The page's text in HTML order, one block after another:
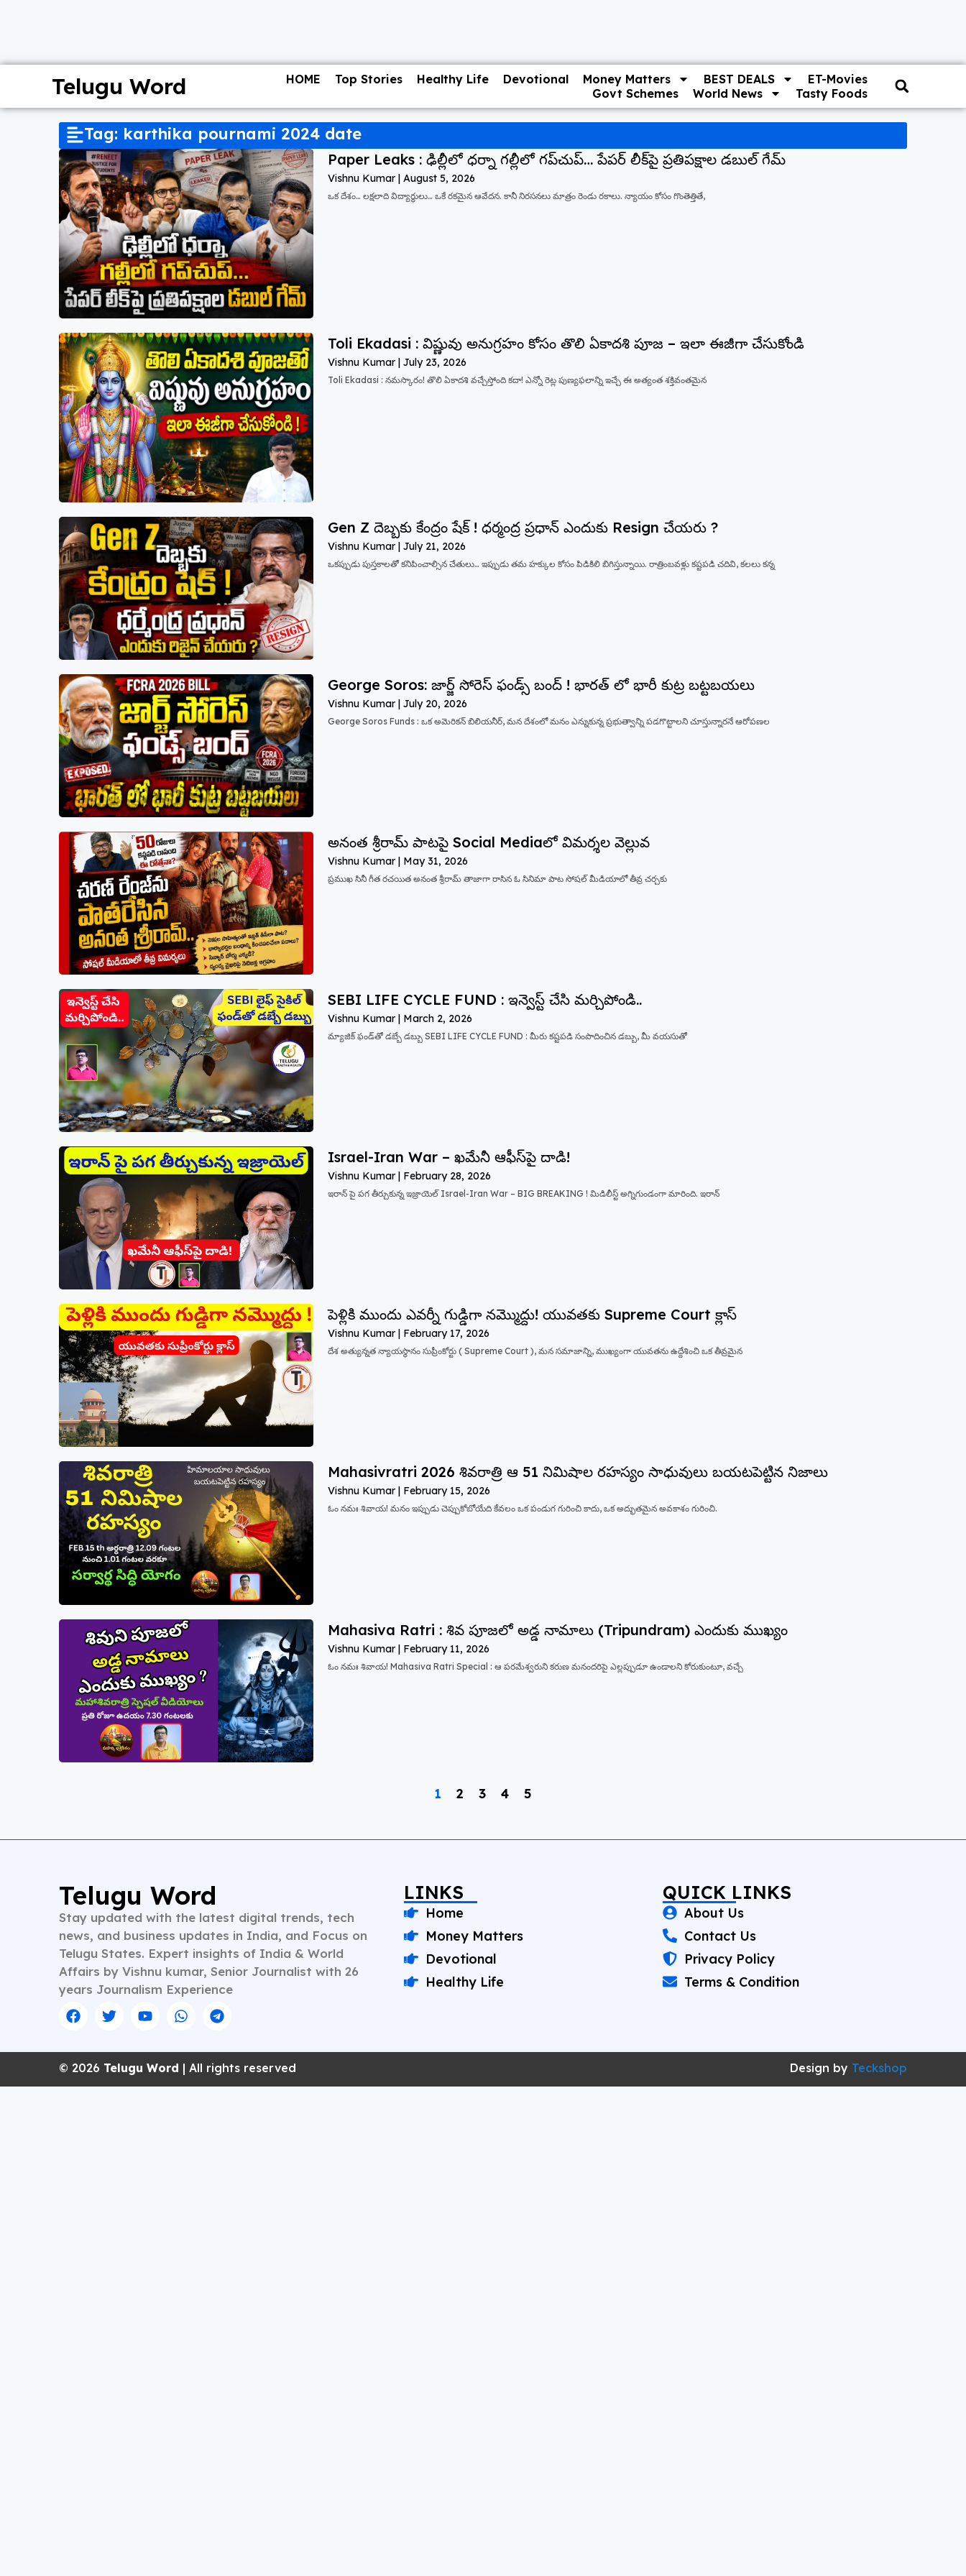
Telugu Word HOME Top Stories Healthy Life Devotional Money Matters BEST DEALS
ET-Movies
Govt Schemes
World News Tasty Foods
Tag: karthika pournami 2024 date
Paper Leaks : ఢిల్లీలో ధర్నా గల్లీలో గప్‌చుప్… పేపర్ లీక్‌పై ప్రతిపక్షాల డబుల్ గేమ్
Vishnu Kumar August 5, 2026
ఒక దేశం… లక్షలాది విద్యార్థులు… ఒకే రకమైన ఆవేదన. కానీ నిరసనలు మాత్రం రెండు రకాలు. న్యాయం కోసం గొంతెత్తితే,
Toli Ekadasi : విష్ణువు అనుగ్రహం కోసం తొలి ఏకాదశి పూజ – ఇలా ఈజీగా చేసుకోండి
Vishnu Kumar July 23, 2026
Toli Ekadasi : నమస్కారం! తొలి ఏకాదశి వచ్చేస్తోంది కదా! ఎన్నో రెట్ల పుణ్యఫలాన్ని ఇచ్చే ఈ అత్యంత శక్తివంతమైన
Gen Z దెబ్బకు కేంద్రం షేక్ ! ధర్మంద్ర ప్రధాన్ ఎందుకు Resign చేయరు ?
Vishnu Kumar July 21, 2026
ఒకప్పుడు పుస్తకాలతో కనిపించాల్సిన చేతులు… ఇప్పుడు తమ హక్కుల కోసం పిడికిలి బిగిస్తున్నాయి. రాత్రింబవళ్లు కష్టపడి చదివి, కలలు కన్న
George Soros: జార్జ్ సోరెస్ ఫండ్స్ బంద్ ! భారత్ లో భారీ కుట్ర బట్టబయలు
Vishnu Kumar July 20, 2026
George Soros Funds : ఒక అమెరికన్ బిలియనీర్, మన దేశంలో మనం ఎన్నుకున్న ప్రభుత్వాన్ని పడగొట్టాలని చూస్తున్నారనే ఆరోపణల
అనంత శ్రీరామ్ పాటపై Social Mediaలో విమర్శల వెల్లువ
Vishnu Kumar May 31, 2026
ప్రముఖ సినీ గీత రచయిత అనంత శ్రీరామ్ తాజాగా రాసిన ఓ సినిమా పాట సోషల్ మీడియాలో తీవ్ర చర్చకు
SEBI LIFE CYCLE FUND : ఇన్వెస్ట్ చేసి మర్చిపోండి..
Vishnu Kumar March 2, 2026
మ్యాజిక్ ఫండ్‌తో డబ్బే డబ్బు SEBI LIFE CYCLE FUND : మీరు కష్టపడి సంపాదించిన డబ్బు, మీ వయసుతో
Israel-Iran War – ఖమేనీ ఆఫీస్‌పై దాడి!
Vishnu Kumar February 28, 2026
ఇరాన్ పై పగ తీర్చుకున్న ఇజ్రాయెల్ Israel-Iran War – BIG BREAKING ! మిడిలీస్ట్ అగ్నిగుండంగా మారింది. ఇరాన్
పెళ్లికి ముందు ఎవర్నీ గుడ్డిగా నమ్మొద్దు! యువతకు Supreme Court క్లాస్
Vishnu Kumar February 17, 2026
దేశ అత్యున్నత న్యాయస్థానం సుప్రీంకోర్టు ( Supreme Court ), మన సమాజాన్ని, ముఖ్యంగా యువతను ఉద్దేశించి ఒక తీవ్రమైన
Mahasivratri 2026 శివరాత్రి ఆ 51 నిమిషాల రహస్యం సాధువులు బయటపెట్టిన నిజాలు
Vishnu Kumar February 15, 2026
ఓం నమః శివాయ! మనం ఇప్పుడు చెప్పుకోబోయేది కేవలం ఒక పండుగ గురించి కాదు, ఒక అద్భుతమైన అవకాశం గురించి.
Mahasiva Ratri : శివ పూజలో అడ్డ నామాలు (Tripundram) ఎందుకు ముఖ్యం
Vishnu Kumar February 11, 2026
ఓం నమః శివాయ! Mahasiva Ratri Special : ఆ పరమేశ్వరుని కరుణ మనందరిపై ఎల్లప్పుడూ ఉండాలని కోరుకుంటూ, వచ్చే
1 2 3 4 5
Telugu Word
Stay updated with the latest digital trends, tech
news, and business updates in India, and Focus on
Telugu States. Expert insights of India & World
Affairs by Vishnu kumar, Senior Journalist with 26
years Journalism Experience
LINKS
Home
Money Matters
Devotional
Healthy Life
QUICK LINKS
About Us
Contact Us
Privacy Policy
Terms & Condition
© 2026 Telugu Word | All rights reserved Design by Teckshop